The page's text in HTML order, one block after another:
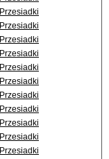
Przesiadki
Przesiadki
Przesiadki
Przesiadki
Przesiadki
Przesiadki
Przesiadki
Przesiadki
Przesiadki
Przesiadki
Przesiadki